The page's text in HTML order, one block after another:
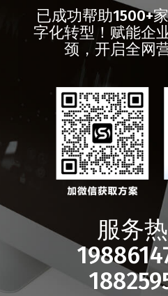
已成功帮助1500+
字化转型！赋能企
颈，开启全网
服务